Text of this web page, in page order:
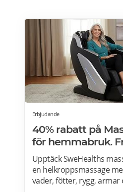
Erbjudande
40% rabatt på
för hemmabruk.
Upptäck SweHealths
en helkroppsmassage
vader, fötter, rygg, armar